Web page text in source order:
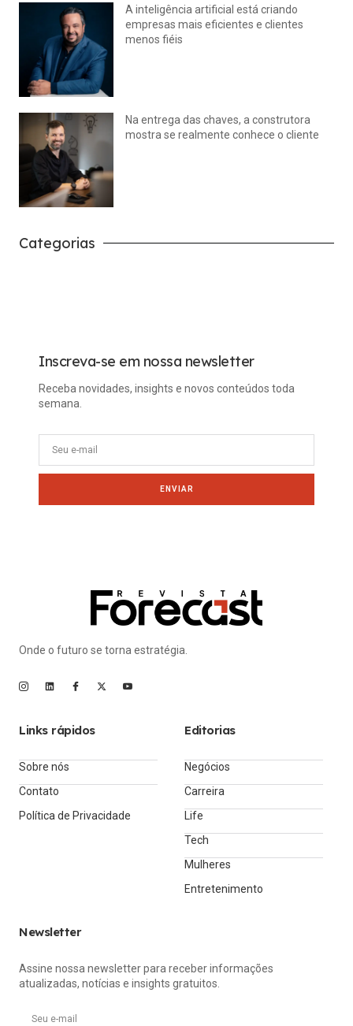
A inteligência artificial está criando
empresas mais eficientes e clientes
menos fiéis
Na entrega das chaves, a construtora
mostra se realmente conhece o cliente
Categorias
Inscreva-se em nossa newsletter
Receba novidades, insights e novos conteúdos toda
semana.
ENVIAR
Onde o futuro se torna estratégia.
Links rápidos
Sobre nós
Contato
Política de Privacidade
Editorias
Negócios
Carreira
Life
Tech
Mulheres
Entretenimento
Newsletter
Assine nossa newsletter para receber informações
atualizadas, notícias e insights gratuitos.